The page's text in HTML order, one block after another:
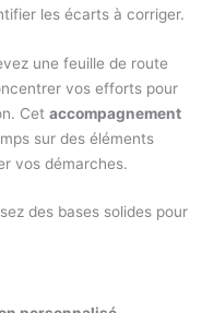
les écarts à corriger.
une feuille de route
vos efforts pour
Cetaccompagnement
sur des éléments
vos démarches.
des bases solides pour